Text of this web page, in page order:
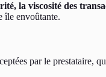
la viscosité des
île envoûtante.
par le prestataire,